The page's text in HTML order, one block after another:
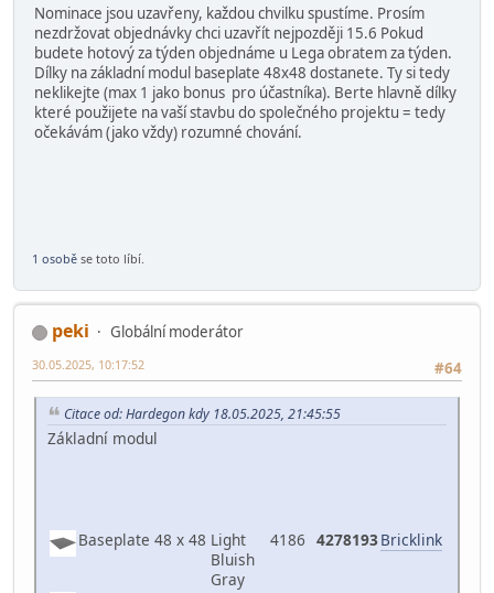
Nominace jsou uzavřeny, každou chvilku spustíme. Prosím
nezdržovat objednávky chci uzavřít nejpozději 15.6 Pokud
budete hotový za týden objednáme u Lega obratem za týden.
Dílky na základní modul baseplate 48x48 dostanete. Ty si tedy
neklikejte (max 1 jako bonus pro účastníka). Berte hlavně dílky
které použijete na vaší stavbu do společného projektu = tedy
očekávám (jako vždy) rozumné chování.
1 osobě se toto líbí.
peki
Globální moderátor
#64
30.05.2025, 10:17:52
Citace od: Hardegon kdy 18.05.2025, 21:45:55
Základní modul
Baseplate 48 x 48 Light
Bluish
Gray
4186 4278193Bricklink